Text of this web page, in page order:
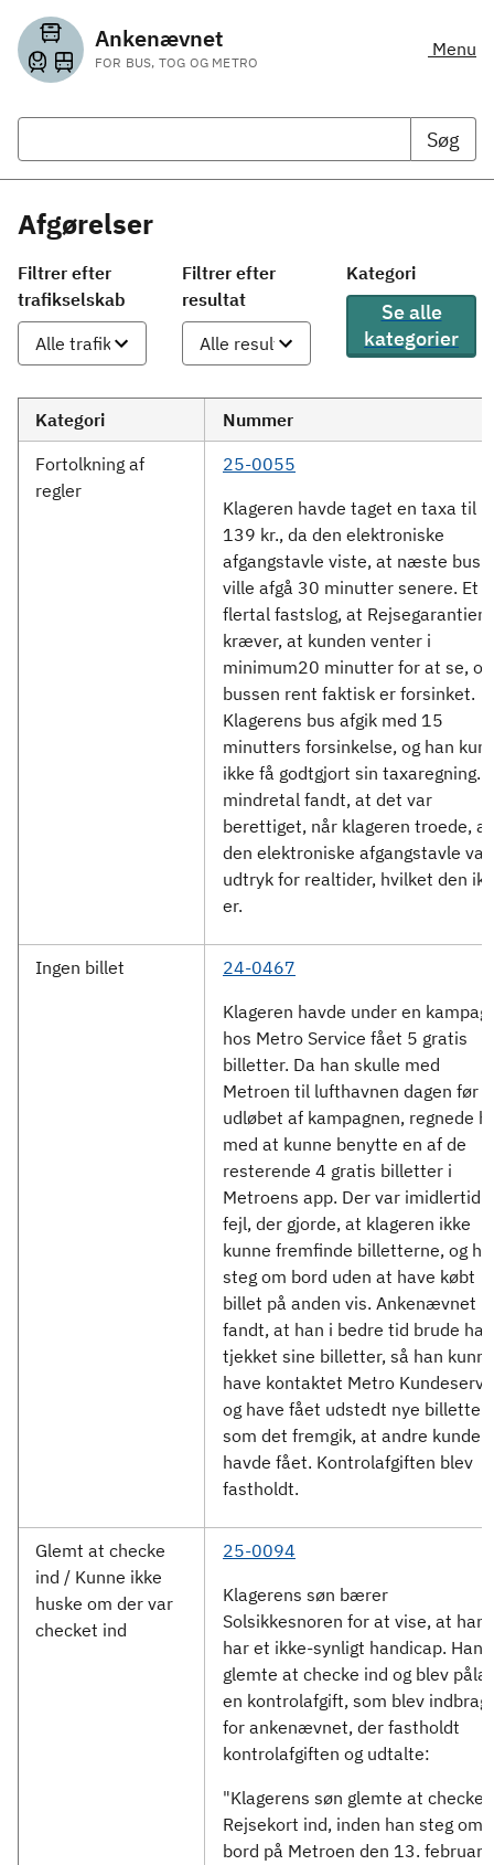
Ankenævnet
FOR BUS, TOG OG METRO
Menu
Søg
Afgørelser
Filtrer efter
trafikselskab
Filtrer efter
resultat
Kategori
Se alle
kategorier
Kategori
Nummer
Fortolkning af
regler
25-0055
Klageren havde taget en taxa til
139 kr., da den elektroniske
afgangstavle viste, at næste bus
ville afgå 30 minutter senere. Et
flertal fastslog, at Rejsegarantien
kræver, at kunden venter i
minimum20 minutter for at se,
bussen rent faktisk er forsinket.
Klagerens bus afgik med 15
minutters forsinkelse, og han
ikke få godtgjort sin taxaregning.
mindretal fandt, at det var
berettiget, når klageren troede, at
den elektroniske afgangstavle var
udtryk for realtider, hvilket den
er.
Ingen billet
24-0467
Klageren havde under en
hos Metro Service fået 5 gratis
billetter. Da han skulle med
Metroen til lufthavnen dagen før
udløbet af kampagnen, regnede
med at kunne benytte en af de
resterende 4 gratis billetter i
Metroens app. Der var imidlertid
fejl, der gjorde, at klageren ikke
kunne fremfinde billetterne, og
steg om bord uden at have købt
billet på anden vis. Ankenævnet
fandt, at han i bedre tid brude
tjekket sine billetter, så han
have kontaktet Metro
og have fået udstedt nye billetter,
som det fremgik, at andre kunder
havde fået. Kontrolafgiften blev
fastholdt.
Glemt at checke
ind / Kunne ikke
huske om der var
checket ind
25-0094
Klagerens søn bærer
Solsikkesnoren for at vise, at han
har et ikke-synligt handicap. Han
glemte at checke ind og blev
en kontrolafgift, som blev indbragt
for ankenævnet, der fastholdt
kontrolafgiften og udtalte:
"Klagerens søn glemte at checke
Rejsekort ind, inden han steg om
bord på Metroen den 13. februar